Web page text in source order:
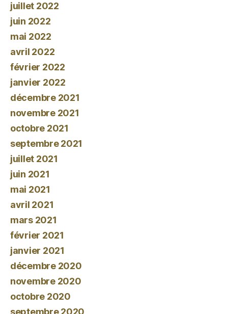
juillet 2022
juin 2022
mai 2022
avril 2022
février 2022
janvier 2022
décembre 2021
novembre 2021
octobre 2021
septembre 2021
juillet 2021
juin 2021
mai 2021
avril 2021
mars 2021
février 2021
janvier 2021
décembre 2020
novembre 2020
octobre 2020